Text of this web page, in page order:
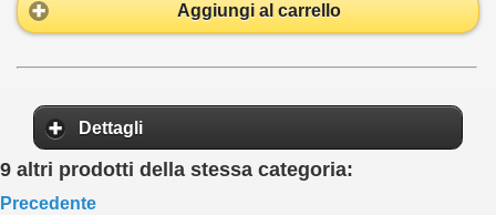
Aggiungi al carrello
Dettagli
9 altri prodotti della stessa categoria:
Precedente